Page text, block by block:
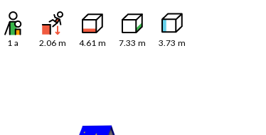
1 a 2.06 m 4.61 m 7.33 m 3.73 m